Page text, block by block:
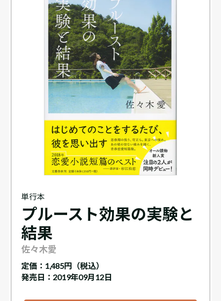
単行本
プルースト効果の実験と
結果
佐々木愛
定価： 1,485円（税込）
発売日：2019年09月12日